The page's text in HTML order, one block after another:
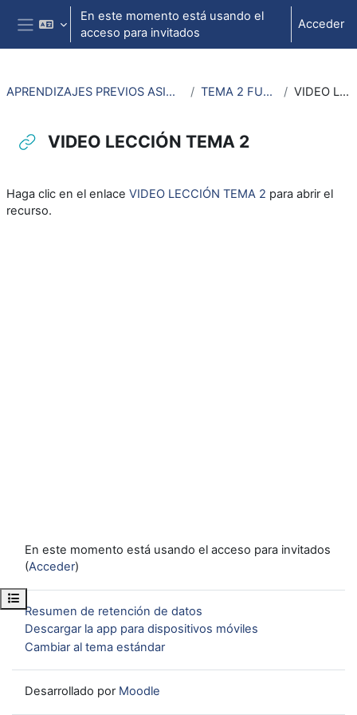
Salta al contenido principal
Panel lateral
En este momento está usando el
acceso para invitados
Acceder
Abrir índice del curso
APRENDIZAJES PREVIOS ASIGNATURAS DE DISEÑO DE MECANISMOS TEMA 2 FUERZAS Y MOMENTOS VIDEO LECCIÓN TEMA 2
VIDEO LECCIÓN TEMA 2
Haga clic en el enlace VIDEO LECCIÓN TEMA 2 para abrir el
recurso.
En este momento está usando el acceso para invitados
(Acceder)
Resumen de retención de datos
Descargar la app para dispositivos móviles
Cambiar al tema estándar
Desarrollado por Moodle